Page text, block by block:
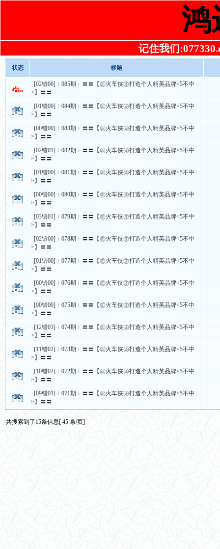
鸿
记住我们
状态 标题
[02错00]﹛085期﹜〓〓【㊣火车侠㊣打造个人精英品牌<5不中
>】〓〓
[01错00]﹛084期﹜〓〓【㊣火车侠㊣打造个人精英品牌<5不中
>】〓〓
[00错00]﹛083期﹜〓〓【㊣火车侠㊣打造个人精英品牌<5不中
>】〓〓
[02错01]﹛082期﹜〓〓【㊣火车侠㊣打造个人精英品牌<5不中
>】〓〓
[01错00]﹛081期﹜〓〓【㊣火车侠㊣打造个人精英品牌<5不中
>】〓〓
[00错00]﹛080期﹜〓〓【㊣火车侠㊣打造个人精英品牌<5不中
>】〓〓
[03错01]﹛079期﹜〓〓【㊣火车侠㊣打造个人精英品牌<5不中
>】〓〓
[02错00]﹛078期﹜〓〓【㊣火车侠㊣打造个人精英品牌<5不中
>】〓〓
[01错00]﹛077期﹜〓〓【㊣火车侠㊣打造个人精英品牌<5不中
>】〓〓
[00错00]﹛076期﹜〓〓【㊣火车侠㊣打造个人精英品牌<5不中
>】〓〓
[00错00]﹛075期﹜〓〓【㊣火车侠㊣打造个人精英品牌<5不中
>】〓〓
[12错03]﹛074期﹜〓〓【㊣火车侠㊣打造个人精英品牌<5不中
>】〓〓
[11错02]﹛073期﹜〓〓【㊣火车侠㊣打造个人精英品牌<5不中
>】〓〓
[10错02]﹛072期﹜〓〓【㊣火车侠㊣打造个人精英品牌<5不中
>】〓〓
[09错01]﹛071期﹜〓〓【㊣火车侠㊣打造个人精英品牌<5不中
>】〓〓
共搜索到了15条信息[ 45 条/页]